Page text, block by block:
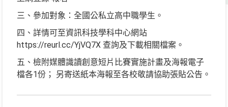
三、參加對象：全國公私立高中職學生。
四、詳情可至資訊科技學科中心網站
https://reurl.cc/YjVQ7X 查詢及下載相關檔案。
五、檢附媒體識讀創意短片比賽實施計畫及海報電子
檔各1份； 另寄送紙本海報至各校敬請協助張貼公告。